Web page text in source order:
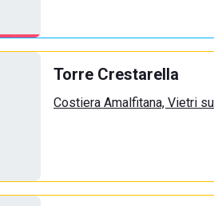
Torre Crestarella
Costiera Amalfitana, Vietri